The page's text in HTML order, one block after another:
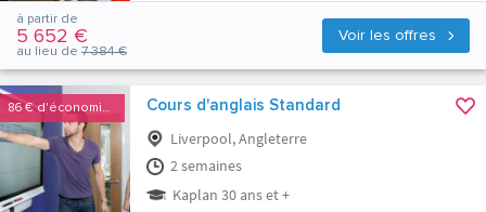
Voir les offres
à partir de
5 652 €
au lieu de 7 384 €
86 €d'économies Cours d'anglais Standard
Liverpool, Angleterre
2 semaines
Kaplan 30 ans et +